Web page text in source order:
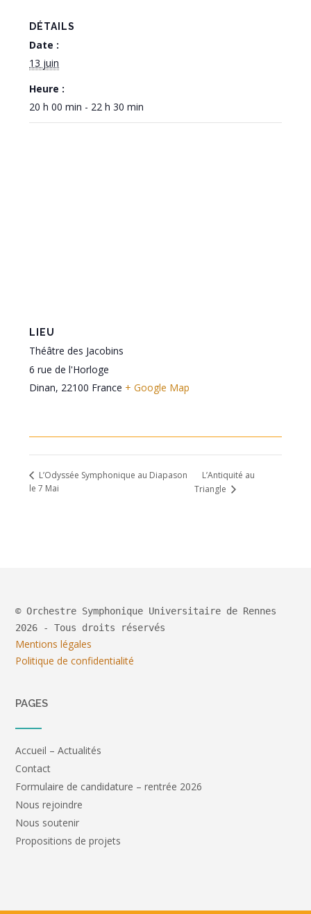
DÉTAILS
Date :
13 juin
Heure :
20 h 00 min - 22 h 30 min
LIEU
Théâtre des Jacobins
6 rue de l'Horloge
Dinan, 22100 France + Google Map
L’Odyssée Symphonique au Diapason
le 7 Mai
L’Antiquité au
Triangle
© Orchestre Symphonique Universitaire de Rennes
2026 - Tous droits réservés
Mentions légales
Politique de confidentialité
PAGES
Accueil – Actualités
Contact
Formulaire de candidature – rentrée 2026
Nous rejoindre
Nous soutenir
Propositions de projets